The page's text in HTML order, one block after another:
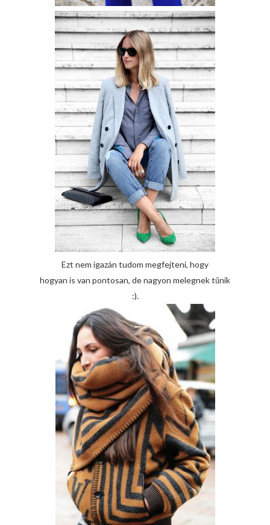
Ezt nem igazán tudom megfejteni, hogy
hogyan is van pontosan, de nagyon melegnek tűnik
:).